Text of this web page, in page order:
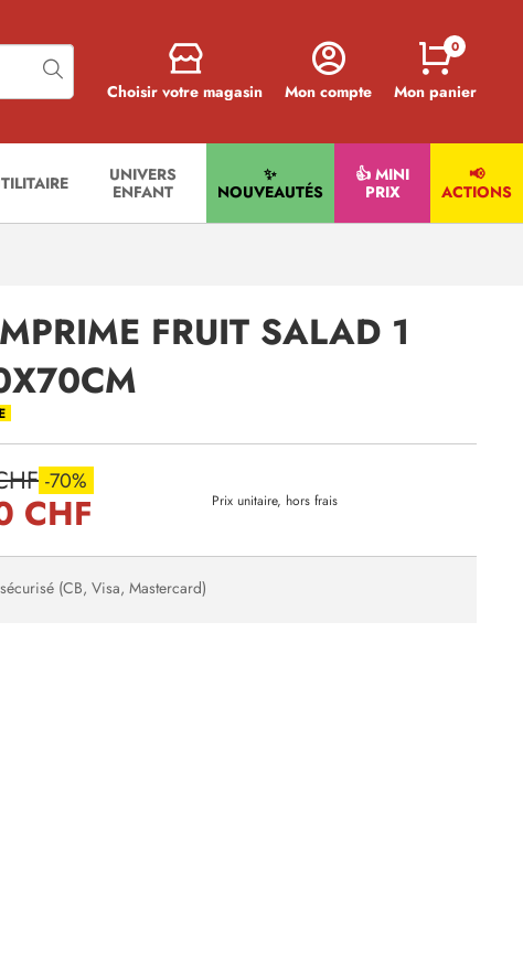
Choisir votre magasin Mon compte Mon panier
0
UNIVERS
ENFANT
✨
NOUVEAUTÉS
👍 MINI
PRIX
📢
ACTIONS
FRUIT SALAD 1
-70%
CHF Prix unitaire, hors frais
(CB, Visa, Mastercard)